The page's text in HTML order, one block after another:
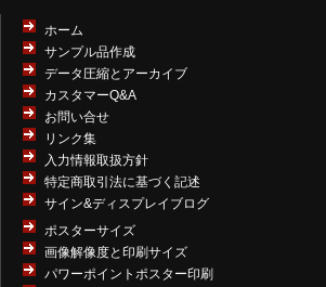
ホーム
サンプル品作成
データ圧縮とアーカイブ
カスタマーQ&A
お問い合せ
リンク集
入力情報取扱方針
特定商取引法に基づく記述
サイン&ディスプレイブログ
ポスターサイズ
画像解像度と印刷サイズ
パワーポイントポスター印刷